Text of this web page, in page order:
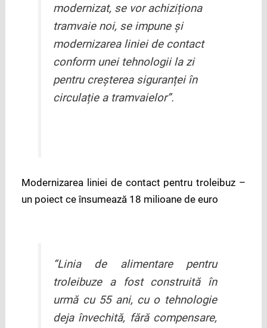
modernizat, se vor achiziționa
tramvaie noi, se impune și
modernizarea liniei de contact
conform unei tehnologii la zi
pentru creșterea siguranței în
circulație a tramvaielor”.
Modernizarea liniei de contact pentru troleibuz –
un poiect ce însumează 18 milioane de euro
“Linia de alimentare pentru
troleibuze a fost construită în
urmă cu 55 ani, cu o tehnologie
deja învechită, fără compensare,